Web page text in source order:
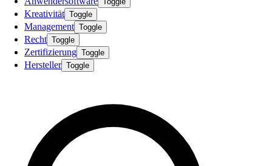
Kreativität Toggle
Management Toggle
Recht Toggle
Zertifizierung Toggle
Hersteller Toggle